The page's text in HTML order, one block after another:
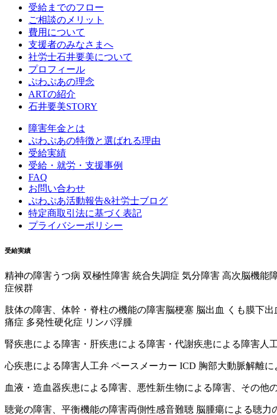
受給までのフロー
ご相談のメリット
費用について
支援者のみなさまへ
社労士石井要美について
プロフィール
ぷわぷあの理念
ARTの紹介
石井要美STORY
障害年金とは
ぷわぷあの特徴と選ばれる理由
受給実績
受給・就労・支援事例
FAQ
お問い合わせ
ぷわぷあ活動報告&社労士ブログ
特定商取引法に基づく表記
プライバシーポリシー
受給実績
精神の障害うつ病 双極性障害 統合失調症 気分障害 高次脳機能
症候群
肢体の障害、体幹・脊柱の機能の障害脳梗塞 脳出血 くも膜下
痛症 多発性硬化症 リンパ浮腫
腎疾患による障害・肝疾患による障害・代謝疾患による障害人
心疾患による障害人工弁 ペースメーカー ICD 胸部大動脈解離に
血液・造血器疾患による障害、悪性新生物による障害、その他
聴覚の障害、平衡機能の障害両側性感音難聴 脳腫瘍による聴